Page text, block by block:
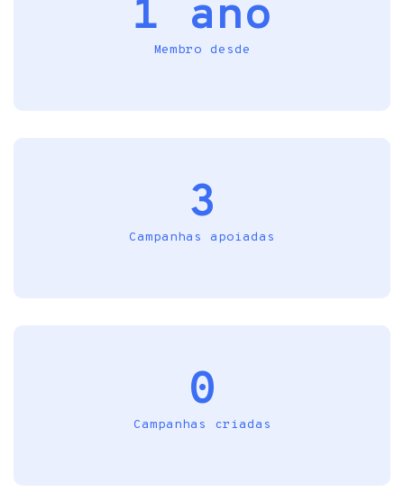
1 ano
Membro desde
3
Campanhas apoiadas
0
Campanhas criadas